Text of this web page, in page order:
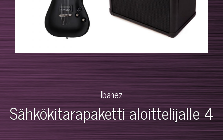
Ibanez
Sähkökitarapaketti aloittelijalle 4